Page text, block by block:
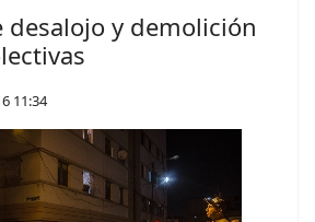
desalojo y demolición
11:34